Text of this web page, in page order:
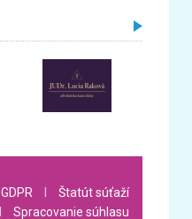
GDPR
Štatút súťaží
Spracovanie súhlasu